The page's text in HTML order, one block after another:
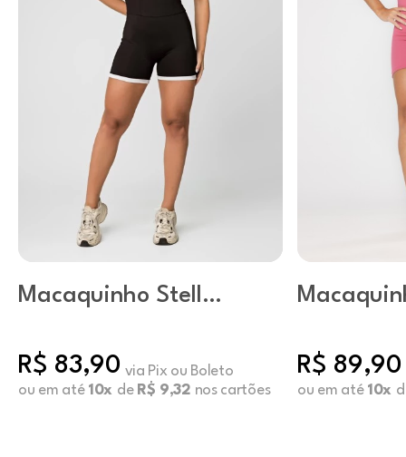
Macaquinho Stella
R$ 83,90 via Pix ou Boleto
ou em até 10x de R$ 9,32 nos cartões
R$ 89,90
ou em até 10x